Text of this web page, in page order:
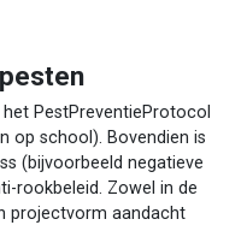
PestPreventieProtocol
op school). Bovendien is
(bijvoorbeeld negatieve
rookbeleid. Zowel in de
projectvorm aandacht